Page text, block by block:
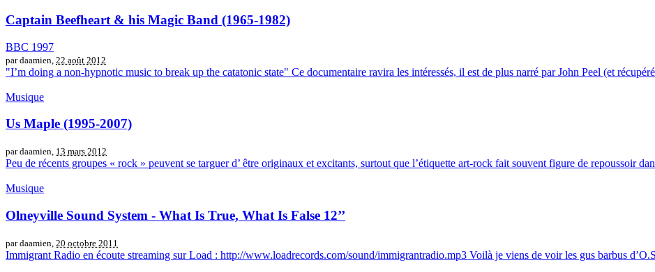
Captain Beefheart & his Magic Band (1965-1982)
BBC 1997
par daamien, 22 août 2012
"I’m doing a non-hypnotic music to break up the catatonic state" Ce documentaire ravira les intéressés, il est de plus narré par John Peel (et
Musique
Us Maple (1995-2007)
par daamien, 13 mars 2012
Peu de récents groupes « rock » peuvent se targuer d’ être originaux et excitants, surtout que l’étiquette art-rock fait souvent figure de repoussoir
Musique
Olneyville Sound System - What Is True, What Is False 12’’
par daamien, 20 octobre 2011
Immigrant Radio en écoute streaming sur Load : http://www.loadrecords.com/sound/immigrantradio.mp3 Voilà je viens de voir les gus barbus